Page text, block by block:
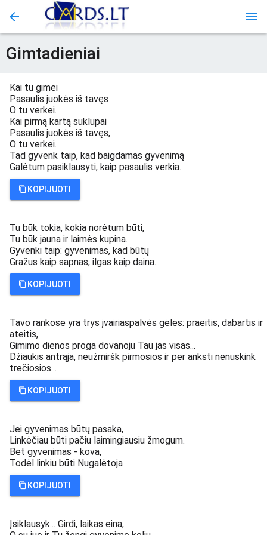
Gimtadieniai
Kai tu gimei
Pasaulis juokės iš tavęs
O tu verkei.
Kai pirmą kartą suklupai
Pasaulis juokės iš tavęs,
O tu verkei.
Tad gyvenk taip, kad baigdamas gyvenimą
Galėtum pasiklausyti, kaip pasaulis verkia.
KOPIJUOTI
Tu būk tokia, kokia norėtum būti,
Tu būk jauna ir laimės kupina.
Gyvenki taip: gyvenimas, kad būtų
Gražus kaip sapnas, ilgas kaip daina...
KOPIJUOTI
Tavo rankose yra trys įvairiaspalvės gėlės: praeitis, dabartis ir
ateitis,
Gimimo dienos proga dovanoju Tau jas visas...
Džiaukis antrąja, neužmiršk pirmosios ir per anksti nenuskink
trečiosios...
KOPIJUOTI
Jei gyvenimas būtų pasaka,
Linkėčiau būti pačiu laimingiausiu žmogum.
Bet gyvenimas - kova,
Todėl linkiu būti Nugalėtoja
KOPIJUOTI
Įsiklausyk... Girdi, laikas eina,